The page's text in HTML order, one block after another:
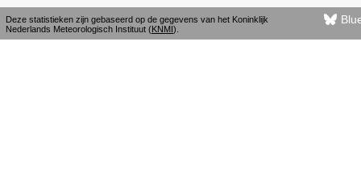
Deze statistieken zijn gebaseerd op de gegevens van het Koninklijk
Nederlands Meteorologisch Instituut (KNMI).